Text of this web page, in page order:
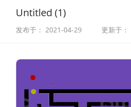
Untitled (1)
发布于： 2021-04-29 更新于：